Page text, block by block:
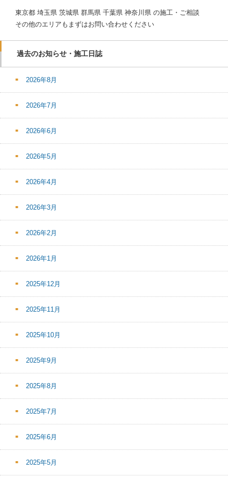
東京都 埼玉県 茨城県 群馬県 千葉県 神奈川県 の施工・ご相談
その他のエリアもまずはお問い合わせください
過去のお知らせ・施工日誌
2026年8月
2026年7月
2026年6月
2026年5月
2026年4月
2026年3月
2026年2月
2026年1月
2025年12月
2025年11月
2025年10月
2025年9月
2025年8月
2025年7月
2025年6月
2025年5月